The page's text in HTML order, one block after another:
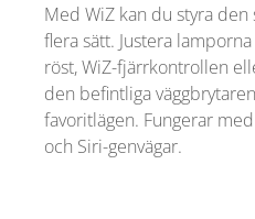
Med WiZ kan du styra
flera sätt. Justera
röst, WiZ-fjärrkontrollen
den befintliga
favoritlägen. Fungerar
och Siri-genvägar.